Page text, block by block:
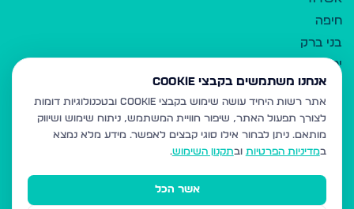
חיפה
בני ברק
ירושלים
אלעד
גבעת זאב
בית שמש
רכסים
מודיעין עילית
אנחנו משתמשים בקבצי Cookie
אתר רשות היחיד עושה שימוש בקבצי Cookie ובטכנולוגיות דומות
לצורך תפעול האתר, שיפור חוויית המשתמש, ניתוח שימוש ושיווק
מותאם. ניתן לבחור אילו סוגי קבצים לאפשר. מידע מלא נמצא
במדיניות הפרטיות ובתקנון השימוש.
אשר הכל